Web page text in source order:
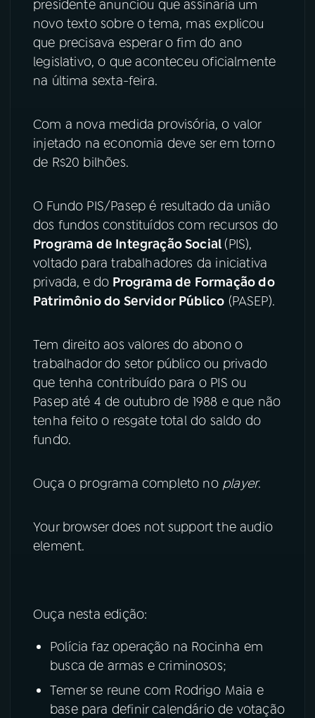
presidente anunciou que assinaria um
novo texto sobre o tema, mas explicou
que precisava esperar o fim do ano
legislativo, o que aconteceu oficialmente
na última sexta-feira.
Com a nova medida provisória, o valor
injetado na economia deve ser em torno
de R$20 bilhões.
O Fundo PIS/Pasep é resultado da união
dos fundos constituídos com recursos do
Programa de Integração Social(PIS),
voltado para trabalhadores da iniciativa
privada, e do Programa de Formação do
Patrimônio do Servidor Público (PASEP).
Tem direito aos valores do abono o
trabalhador do setor público ou privado
que tenha contribuído para o PIS ou
Pasep até 4 de outubro de 1988 e que não
tenha feito o resgate total do saldo do
fundo.
Ouça o programa completo no player.
Your browser does not support the audio
element.
Ouça nesta edição:
Polícia faz operação na Rocinha em
busca de armas e criminosos;
Temer se reune com Rodrigo Maia e
base para definir calendário de votação